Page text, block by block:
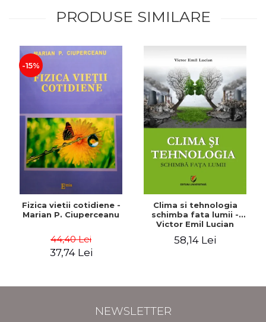
PRODUSE SIMILARE
-15%
Fizica vietii cotidiene -
Marian P. Ciuperceanu
44,40 Lei
37,74 Lei
Clima si tehnologia
schimba fata lumii -
Victor Emil Lucian
58,14 Lei
NEWSLETTER